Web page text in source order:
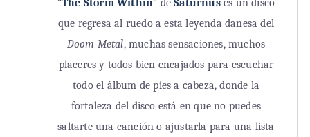
“The Storm Within” de Saturnuses un disco
que regresa al ruedo a esta leyenda danesa del
Doom Metal, muchas sensaciones, muchos
placeres y todos bien encajados para escuchar
todo el álbum de pies a cabeza, donde la
fortaleza del disco está en que no puedes
saltarte una canción o ajustarla para una lista